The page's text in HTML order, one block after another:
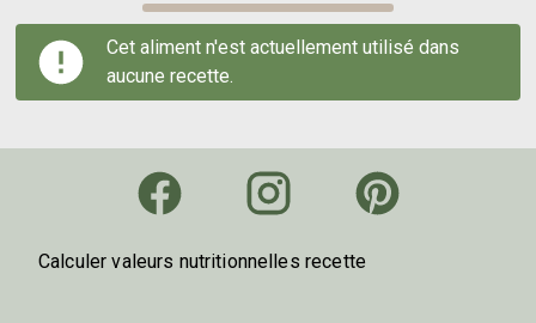
Cet aliment n'est actuellement utilisé dans
aucune recette.
Calculer valeurs nutritionnelles recette